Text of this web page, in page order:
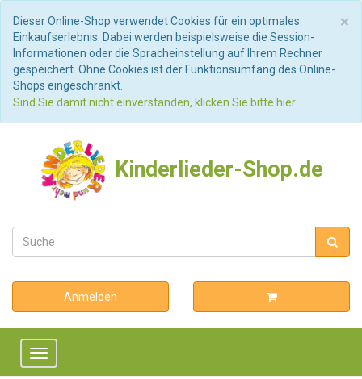
×
Dieser Online-Shop verwendet Cookies für ein optimales
Einkaufserlebnis. Dabei werden beispielsweise die Session-
Informationen oder die Spracheinstellung auf Ihrem Rechner
gespeichert. Ohne Cookies ist der Funktionsumfang des Online-
Shops eingeschränkt.
Sind Sie damit nicht einverstanden, klicken Sie bitte hier.
Kinderlieder-Shop.de
Anmelden
Toggle
navigation